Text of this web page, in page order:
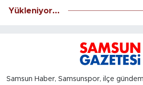
Yükleniyor...
Samsun Haber, Samsunspor, ilçe